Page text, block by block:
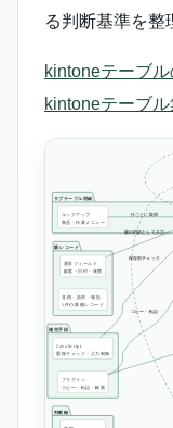
る判断基準を整
kintoneテーブ
kintoneテーブ